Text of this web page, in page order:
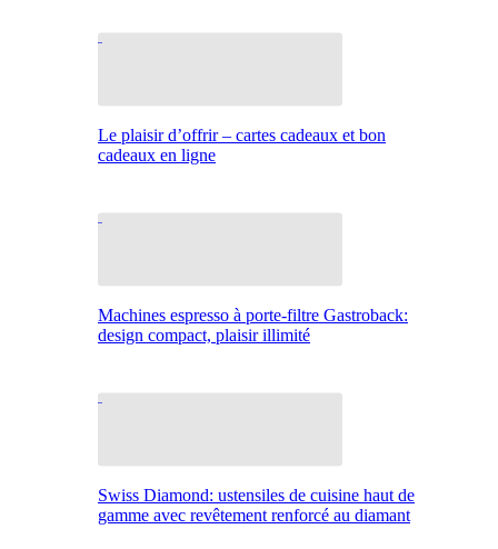
Le plaisir d’offrir – cartes cadeaux et bon
cadeaux en ligne
Machines espresso à porte-filtre Gastroback:
design compact, plaisir illimité
Swiss Diamond: ustensiles de cuisine haut de
gamme avec revêtement renforcé au diamant